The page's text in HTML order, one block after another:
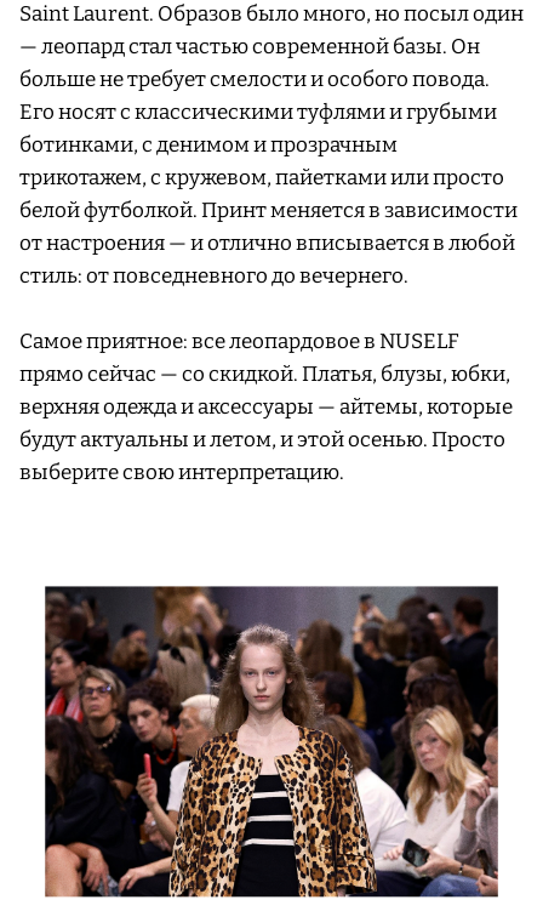
Saint Laurent. Образов было много, но посыл один
— леопард стал частью современной базы. Он
больше не требует смелости и особого повода.
Его носят с классическими туфлями и грубыми
ботинками, с денимом и прозрачным
трикотажем, с кружевом, пайетками или просто
белой футболкой. Принт меняется в зависимости
от настроения — и отлично вписывается в любой
стиль: от повседневного до вечернего.
Самое приятное: все леопардовое в NUSELF
прямо сейчас — со скидкой. Платья, блузы, юбки,
верхняя одежда и аксессуары — айтемы, которые
будут актуальны и летом, и этой осенью. Просто
выберите свою интерпретацию.